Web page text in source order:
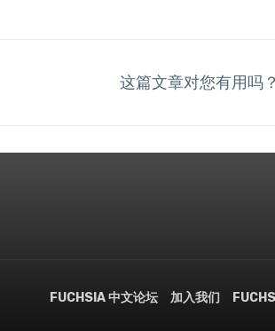
这篇文章对您有用吗？
FUCHSIA 中文论坛 加入我们